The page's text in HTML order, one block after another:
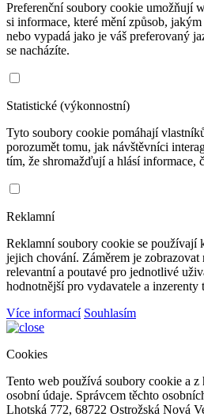
Preferenční soubory cookie umožňují
si informace, které mění způsob,
nebo vypadá jako je váš preferovaný
se nacházíte.
Statistické (výkonnostní)
Tyto soubory cookie pomáhají
porozumět tomu, jak návštěvníci
tím, že shromažďují a hlásí informace,
Reklamní
Reklamní soubory cookie se používají
jejich chování. Záměrem je zobrazovat
relevantní a poutavé pro jednotlivé
hodnotnější pro vydavatele a inzerenty
Více informací Souhlasím
Cookies
Tento web používá soubory cookie a z
osobní údaje. Správcem těchto
Lhotská 772, 68722 Ostrožská Nová